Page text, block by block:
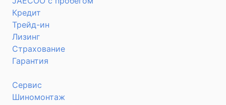
Кредит
Трейд-ин
Лизинг
Страхование
Гарантия
Сервис
Шиномонтаж